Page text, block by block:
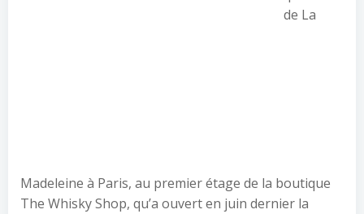
de La
Madeleine à Paris, au premier étage de la boutique
The Whisky Shop, qu’a ouvert en juin dernier la